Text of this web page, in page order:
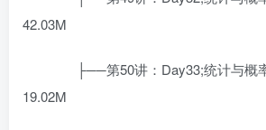
42.03M
├──第50讲：Day33;统计与概
19.02M